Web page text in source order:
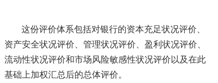
这份评价体系包括对银行的资本充足状况评价、
资产安全状况评价、管理状况评价、盈利状况评价、
流动性状况评价和市场风险敏感性状况评价以及在此
基础上加权汇总后的总体评价。